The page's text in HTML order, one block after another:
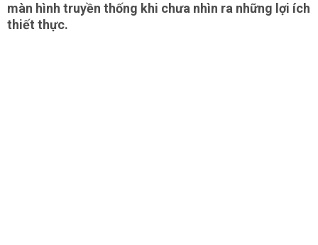
màn hình truyền thống khi chưa nhìn ra những lợi ích
thiết thực.